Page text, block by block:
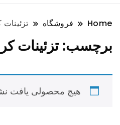
Home فروشگاه
برچسب: تزئینات
هیچ محصولی یافت